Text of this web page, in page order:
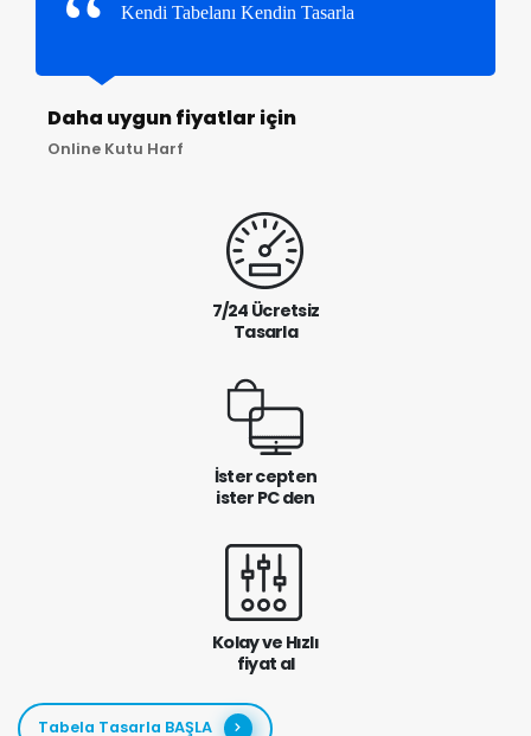
Kendi Tabelanı Kendin Tasarla
Daha uygun fiyatlar için
Online Kutu Harf
7/24 Ücretsiz
Tasarla
İster cepten
ister PC den
Kolay ve Hızlı
fiyat al
Tabela Tasarla BAŞLA